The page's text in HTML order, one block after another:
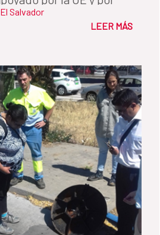
El Salvador
LEER MÁS